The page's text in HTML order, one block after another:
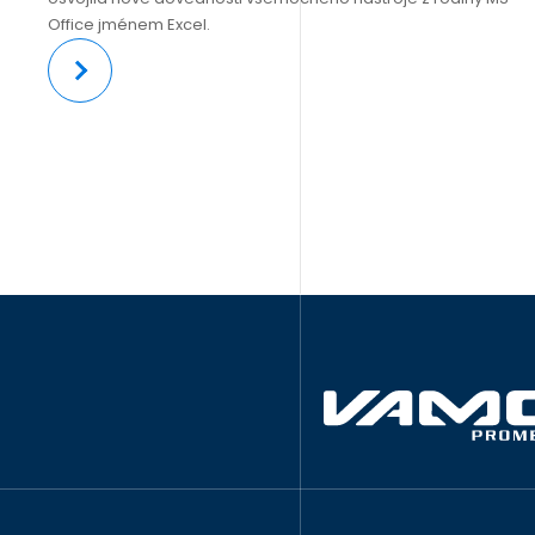
Office jménem Excel.
Více